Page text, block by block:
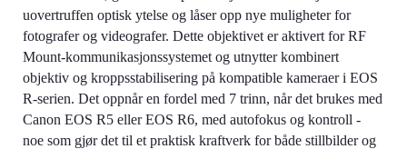
uovertruffen optisk ytelse og låser opp nye muligheter for
fotografer og videografer. Dette objektivet er aktivert for RF
Mount-kommunikasjonssystemet og utnytter kombinert
objektiv og kroppsstabilisering på kompatible kameraer i EOS
R-serien. Det oppnår en fordel med 7 trinn, når det brukes med
Canon EOS R5 eller EOS R6, med autofokus og kontroll -
noe som gjør det til et praktisk kraftverk for både stillbilder og